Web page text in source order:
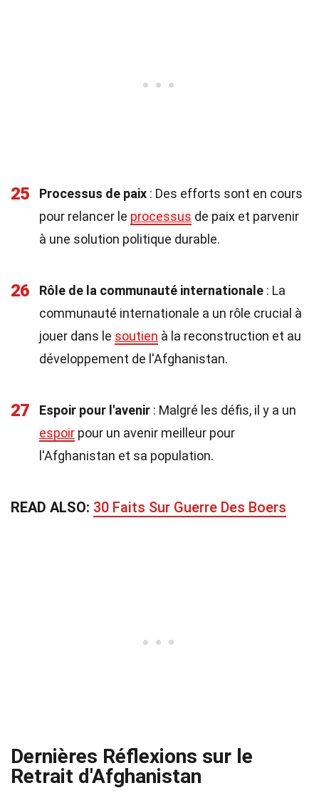
25 Processus de paix : Des efforts sont en cours
pour relancer le processus de paix et parvenir
à une solution politique durable.
26 Rôle de la communauté internationale : La
communauté internationale a un rôle crucial à
jouer dans le soutien à la reconstruction et au
développement de l'Afghanistan.
27 Espoir pour l'avenir : Malgré les défis, il y a un
espoir pour un avenir meilleur pour
l'Afghanistan et sa population.
READ ALSO: 30 Faits Sur Guerre Des Boers
Dernières Réflexions sur le
Retrait d'Afghanistan